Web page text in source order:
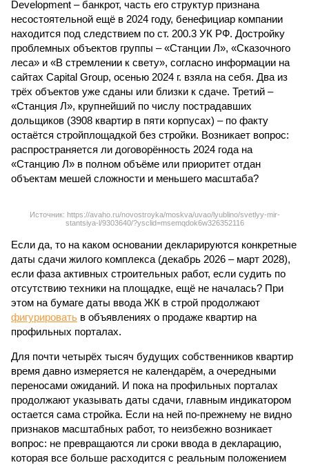
Development – банкрот, часть его структур признана
несостоятельной ещё в 2024 году, бенефициар компании
находится под следствием по ст. 200.3 УК РФ. Достройку
проблемных объектов группы – «Станции Л», «Сказочного
леса» и «В стремлении к свету», согласно информации на
сайтах Capital Group, осенью 2024 г. взяла на себя. Два из
трёх объектов уже сданы или близки к сдаче. Третий –
«Станция Л», крупнейший по числу пострадавших
дольщиков (3908 квартир в пяти корпусах) – по факту
остаётся стройплощадкой без стройки. Возникает вопрос:
распространяется ли договорённость 2024 года на
«Станцию Л» в полном объёме или приоритет отдан
объектам мешей сложности и меньшего масштаба?
Источник: https://avaho.ru/novostroyka/moskva/uvao/lyublino/svetlyy-mir-
stantsiya-l/9303640/?ysclid=msemqdok6w326352116
Если да, то на каком основании декларируются конкретные
даты сдачи жилого комплекса (декабрь 2026 – март 2028),
если фаза активных строительных работ, если судить по
отсутствию техники на площадке, ещё не началась? При
этом на бумаге даты ввода ЖК в строй продолжают
фигурировать в объявлениях о продаже квартир на
профильных порталах.
Для почти четырёх тысяч будущих собственников квартир
время давно измеряется не календарём, а очередными
переносами ожиданий. И пока на профильных порталах
продолжают указывать даты сдачи, главным индикатором
остается сама стройка. Если на ней по-прежнему не видно
признаков масштабных работ, то неизбежно возникает
вопрос: не превращаются ли сроки ввода в декларацию,
которая все больше расходится с реальным положением